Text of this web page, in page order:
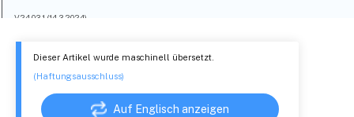
Dieser Artikel wurde maschinell übersetzt.
(Haftungsausschluss)
Auf Englisch anzeigen
V24.03.1 (14.3.2024)
V24.02.1 (15. Februar 2024)
V23.12.1 (06. Dezember 2023)